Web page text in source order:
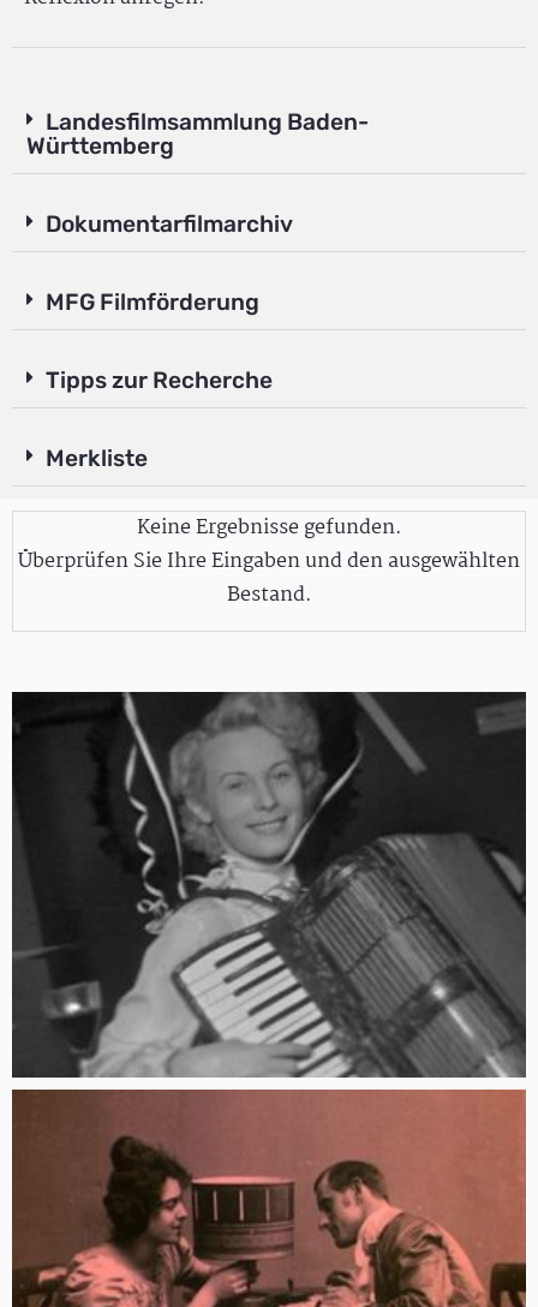
Landesfilmsammlung Baden-
Württemberg
Dokumentarfilmarchiv
MFG Filmförderung
Tipps zur Recherche
Merkliste
Keine Ergebnisse gefunden.
Überprüfen Sie Ihre Eingaben und den ausgewählten
Bestand.